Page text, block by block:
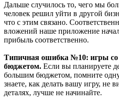
Дальше случилось то, чего мы
человек решил уйти в другой
что с этим связано.
вложений наше приложение
прибыль соответственно.
Типичная ошибка №10: игры
бюджетом. Если вы планируете
большим бюджетом, помните
знаете, как делать вашу игру, не
деталях, лучше не начинайте.